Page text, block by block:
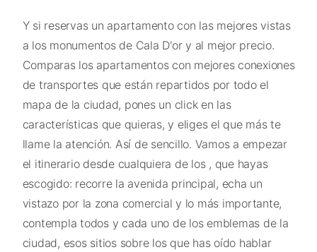
Y si reservas un apartamento con las mejores vistas
a los monumentos de Cala D'or y al mejor precio.
Comparas los apartamentos con mejores conexiones
de transportes que están repartidos por todo el
mapa de la ciudad, pones un click en las
características que quieras, y eliges el que más te
llame la atención. Así de sencillo. Vamos a empezar
el itinerario desde cualquiera de los , que hayas
escogido: recorre la avenida principal, echa un
vistazo por la zona comercial y lo más importante,
contempla todos y cada uno de los emblemas de la
ciudad, esos sitios sobre los que has oído hablar